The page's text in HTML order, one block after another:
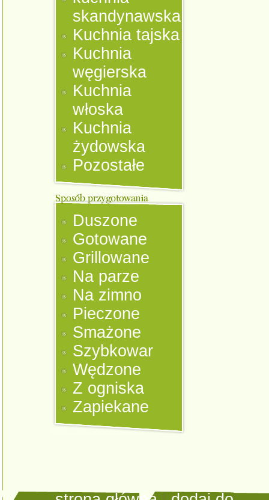
skandynawska
Kuchnia tajska
Kuchnia
węgierska
Kuchnia
włoska
Kuchnia
żydowska
Pozostałe
Duszone
Gotowane
Grillowane
Na parze
Na zimno
Pieczone
Smażone
Szybkowar
Wędzone
Z ogniska
Zapiekane